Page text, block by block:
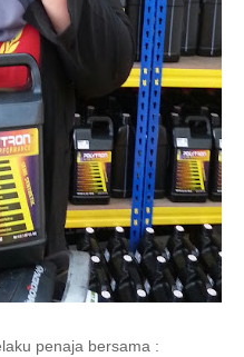
penaja bersama :